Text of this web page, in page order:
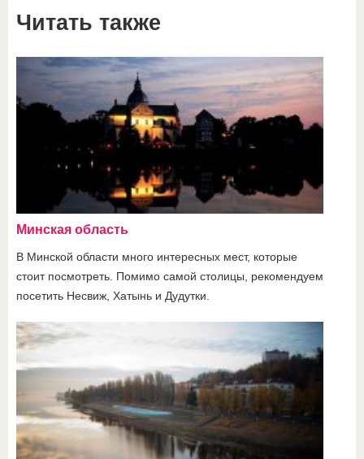
Читать также
Минская область
В Минской области много интересных мест, которые
стоит посмотреть. Помимо самой столицы, рекомендуем
посетить Несвиж, Хатынь и Дудутки.